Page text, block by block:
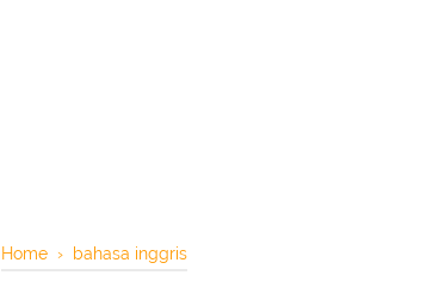
Home › bahasa inggris